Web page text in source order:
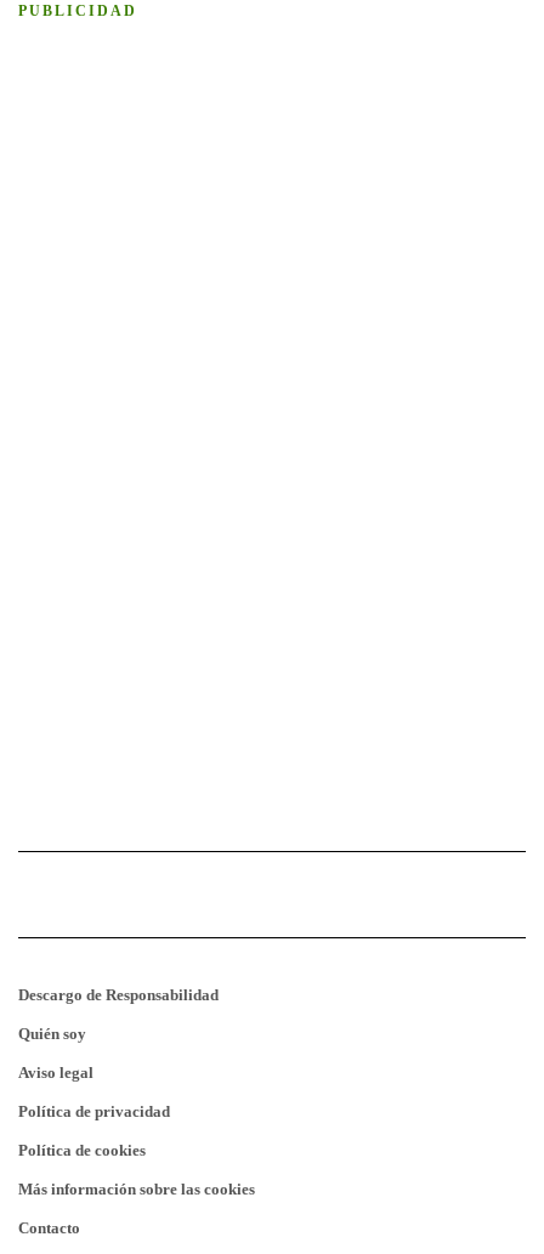
PUBLICIDAD
Descargo de Responsabilidad
Quién soy
Aviso legal
Política de privacidad
Política de cookies
Más información sobre las cookies
Contacto